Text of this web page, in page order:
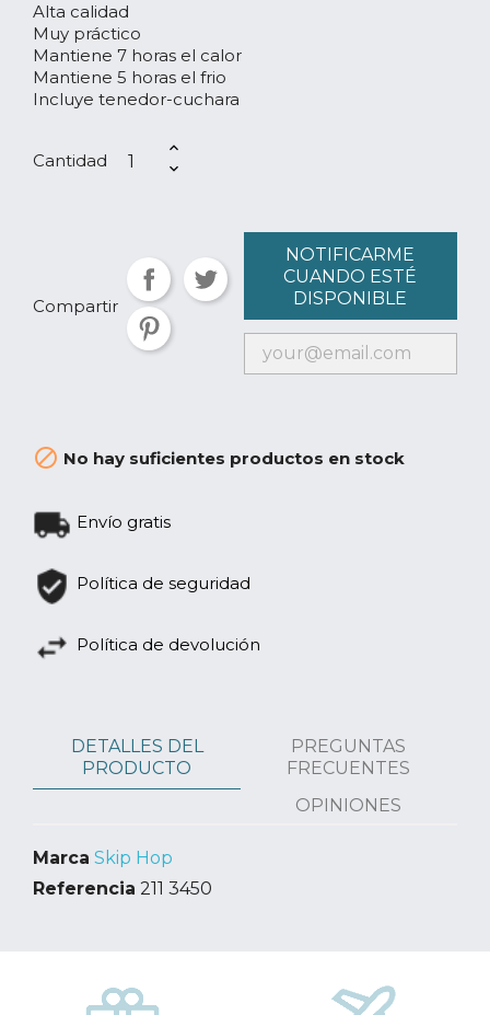
Alta calidad
Muy práctico
Mantiene 7 horas el calor
Mantiene 5 horas el frio
Incluye tenedor-cuchara
Cantidad
Compartir
NOTIFICARME
CUANDO ESTÉ
DISPONIBLE
 No hay suficientes productos en stock
Envío gratis
Política de seguridad
Política de devolución
DETALLES DEL
PRODUCTO
PREGUNTAS
FRECUENTES
OPINIONES
Marca Skip Hop
Referencia 211 3450